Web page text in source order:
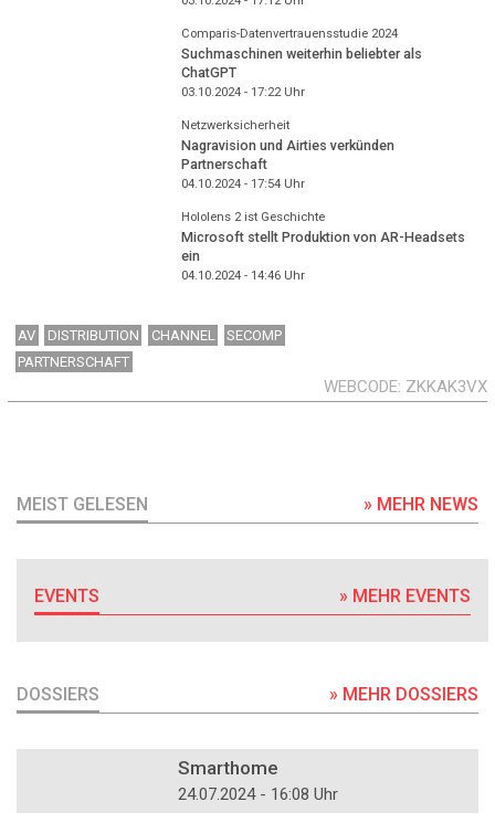
Comparis-Datenvertrauensstudie 2024
Suchmaschinen weiterhin beliebter als
ChatGPT
03.10.2024 - 17:22Uhr
Netzwerksicherheit
Nagravision und Airties verkünden
Partnerschaft
04.10.2024 - 17:54Uhr
Hololens 2 ist Geschichte
Microsoft stellt Produktion von AR-Headsets
ein
04.10.2024 - 14:46Uhr
AV DISTRIBUTION CHANNEL
SECOMP
PARTNERSCHAFT
WEBCODE ZKKAK3VX
MEIST GELESEN » MEHR NEWS
EVENTS » MEHR EVENTS
DOSSIERS » MEHR DOSSIERS
Smarthome
24.07.2024 - 16:08 Uhr